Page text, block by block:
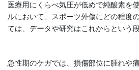
医療用にくらべ気圧が低めで純酸素を
ルにおいて、スポーツ外傷にどの程度
ては、データや研究はこれからという
急性期のケガでは、損傷部位に腫れや